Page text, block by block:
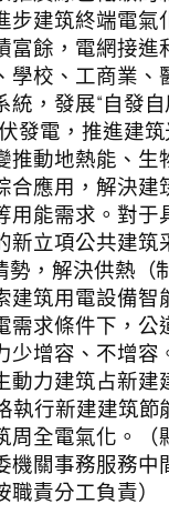
步建筑終端電氣
富餘，電網接進
學校、工商業、
統，發展“自發
發電，推進建
推動地熱能、生
合應用，解決建
用能需求。對于
新立項公共建筑
勢，解決供熱（
建筑用電設備智
需求條件下，公
少增容、不增容
動力建筑占新建
執行新建建筑節
周全電氣化。（
機關事務服務中
責分工負責）